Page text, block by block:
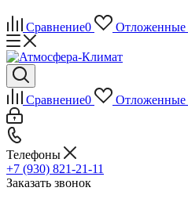
Сравнение0 Отложенные
Сравнение0 Отложенные
Телефоны
+7 (930) 821-21-11
Заказать звонок